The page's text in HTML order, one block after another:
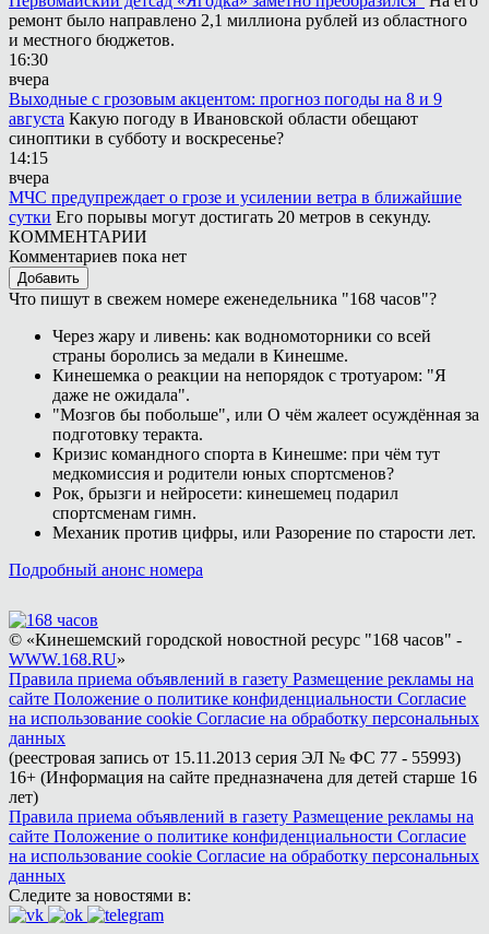
ремонт было направлено 2,1 миллиона рублей из областного
и местного бюджетов.
16:30
вчера
Выходные с грозовым акцентом: прогноз погоды на 8 и 9
августа Какую погоду в Ивановской области обещают
синоптики в субботу и воскресенье?
14:15
вчера
МЧС предупреждает о грозе и усилении ветра в ближайшие
сутки Его порывы могут достигать 20 метров в секунду.
КОММЕНТАРИИ
Комментариев пока нет
Добавить
Что пишут в свежем номере еженедельника "168 часов"?
Через жару и ливень: как водномоторники со всей
страны боролись за медали в Кинешме.
Кинешемка о реакции на непорядок с тротуаром: "Я
даже не ожидала".
"Мозгов бы побольше", или О чём жалеет осуждённая за
подготовку теракта.
Кризис командного спорта в Кинешме: при чём тут
медкомиссия и родители юных спортсменов?
Рок, брызги и нейросети: кинешемец подарил
спортсменам гимн.
Механик против цифры, или Разорение по старости лет.
Подробный анонс номера
© «Кинешемский городской новостной ресурс "168 часов" -
WWW.168.RU»
Правила приема объявлений в газету Размещение рекламы на
сайте Положение о политике конфиденциальности Согласие
на использование cookie Согласие на обработку персональных
данных
(реестровая запись от 15.11.2013 серия ЭЛ № ФС 77 - 55993)
16+ (Информация на сайте предназначена для детей старше 16
лет)
Правила приема объявлений в газету Размещение рекламы на
сайте Положение о политике конфиденциальности Согласие
на использование cookie Согласие на обработку персональных
данных
Следите за новостями в: